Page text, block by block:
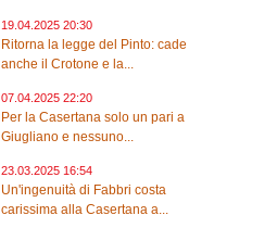
19.04.2025 20:30
Ritorna la legge del Pinto: cade
anche il Crotone e la...
07.04.2025 22:20
Per la Casertana solo un pari a
Giugliano e nessuno...
23.03.2025 16:54
Un'ingenuità di Fabbri costa
carissima alla Casertana a...